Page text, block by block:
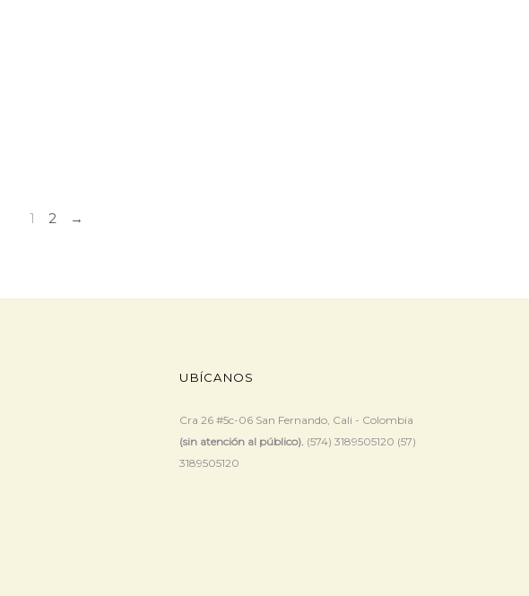
1 2 →
UBÍCANOS
Cra 26 #5c-06 San Fernando, Cali - Colombia
(sin atención al público). (574) 3189505120 (57)
3189505120